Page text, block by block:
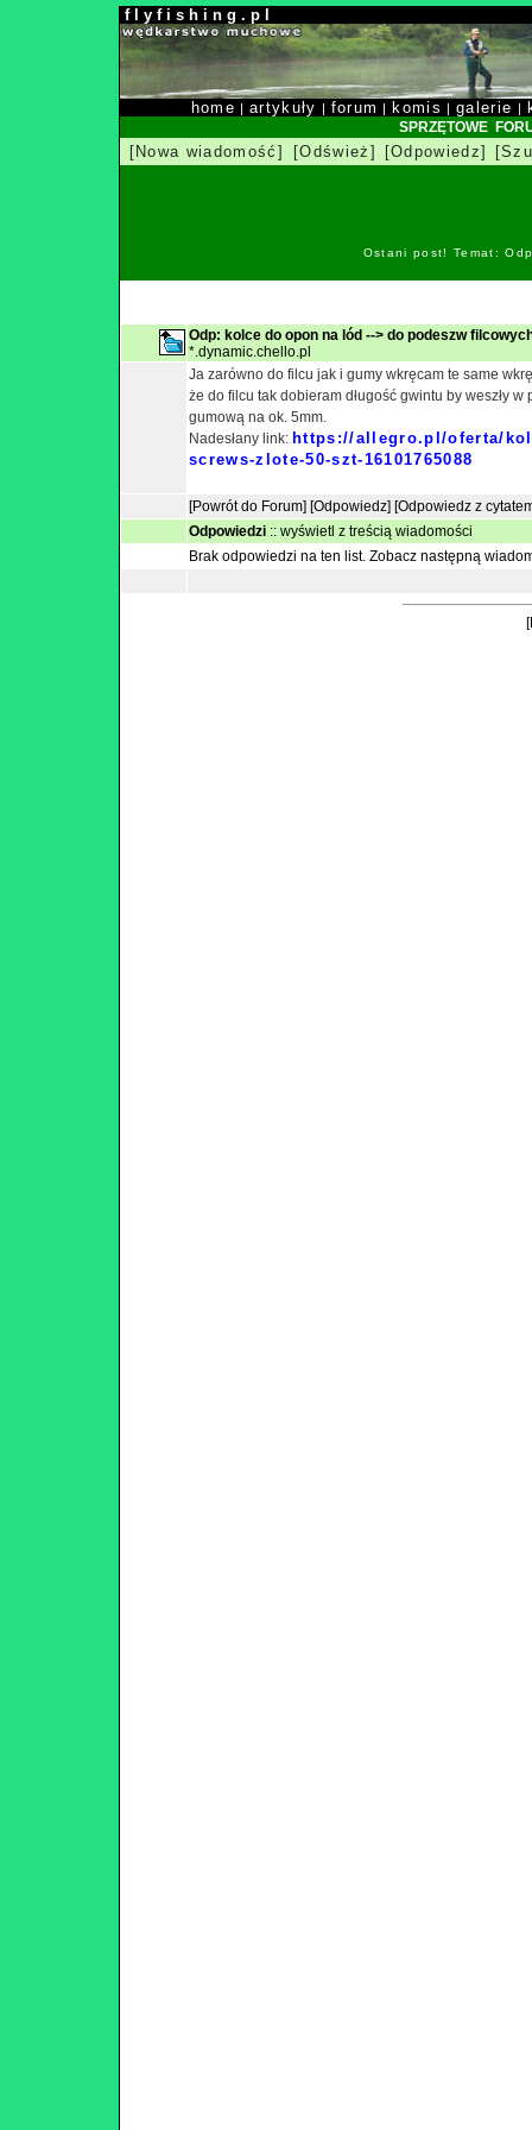
f l y f i s h i n g . p l
home |artykuły | forum | komis |galerie |
SPRZĘTOWE
[Nowa wiadomość] [Odśwież] [Odpowiedz]
Ostani post! Temat:
Odp: kolce do opon na lód --> do podeszw
*.dynamic.chello.pl
Ja zarówno do filcu jak i gumy wkręcam te same
że do filcu tak dobieram długość gwintu by weszły w
gumową na ok. 5mm.
Nadesłany link: https://allegro.pl/oferta/
screws-zlote-50-szt-16101765088
[Powrót do Forum] [Odpowiedz] [Odpowiedz z
Odpowiedzi :: wyświetl z treścią wiadomości
Brak odpowiedzi na ten list. Zobacz następną